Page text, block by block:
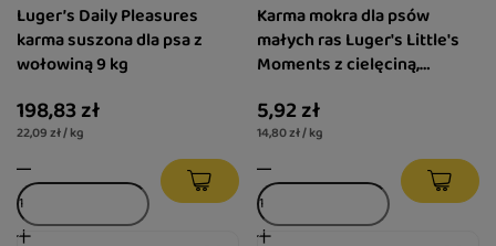
Luger’s Daily Pleasures
karma suszona dla psa z
wołowiną 9 kg
198,83 zł
22,09 zł / kg
Karma mokra dla psów
małych ras Luger's Little's
Moments z cielęciną,
g
5,92 zł
14,80 zł / kg